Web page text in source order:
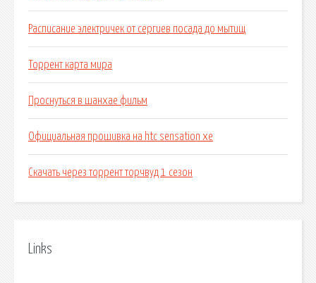
Расписание электричек от сергиев посада до мытищ
Торрент карта мира
Проснуться в шанхае фильм
Официальная прошивка на htc sensation xe
Скачать через торрент торчвуд 1 сезон
Links